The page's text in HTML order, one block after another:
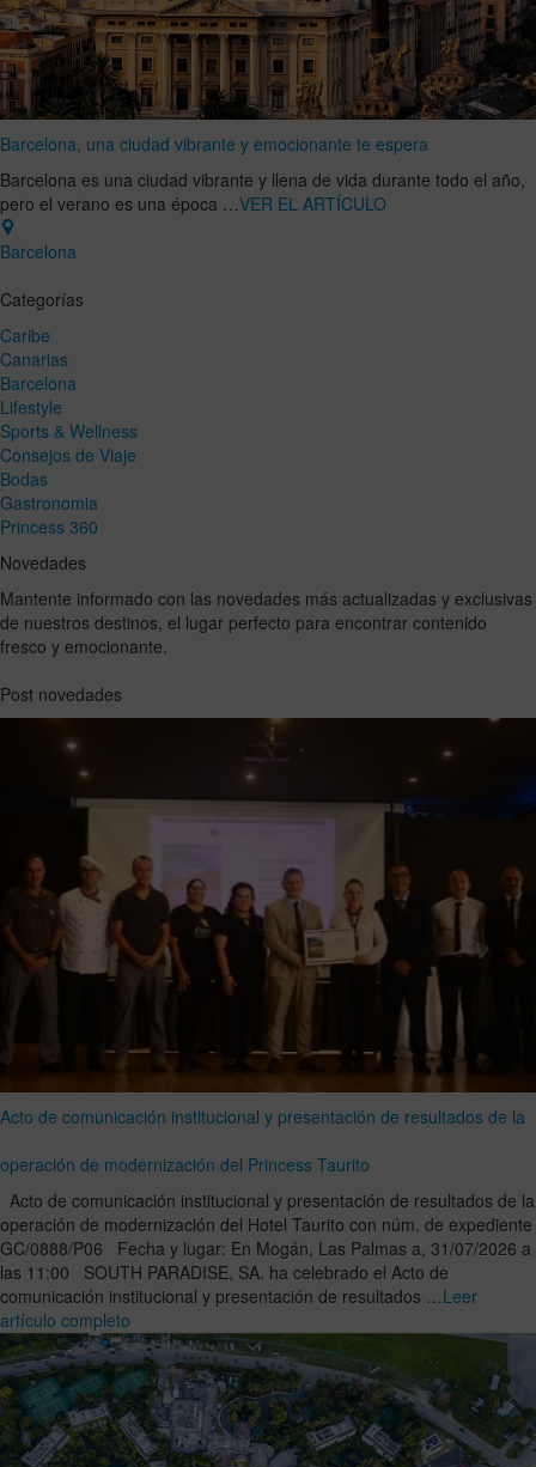
Barcelona, una ciudad vibrante y emocionante te espera
Barcelona es una ciudad vibrante y llena de vida durante todo el año,
pero el verano es una época …VER EL ARTÍCULO
Barcelona
Categorías
Caribe
Canarias
Barcelona
Lifestyle
Sports & Wellness
Consejos de Viaje
Bodas
Gastronomia
Princess 360
Novedades
Mantente informado con las novedades más actualizadas y exclusivas
de nuestros destinos, el lugar perfecto para encontrar contenido
fresco y emocionante.
Post novedades
Acto de comunicación institucional y presentación de resultados de la
operación de modernización del Princess Taurito
Acto de comunicación institucional y presentación de resultados de la
operación de modernización del Hotel Taurito con núm. de expediente
GC/0888/P06 Fecha y lugar: En Mogán, Las Palmas a, 31/07/2026 a
las 11:00 SOUTH PARADISE, SA. ha celebrado el Acto de
comunicación institucional y presentación de resultados …Leer
artículo completo